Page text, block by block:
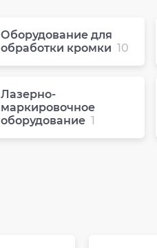
Оборудование для
обработки кромки 10
Лазерно-
маркировочное
оборудование 1